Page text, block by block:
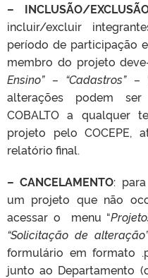
– INCLUSÃO/
incluir/excluir
período de participação
membro do projeto
Ensino” – “Cadastros” –
alterações podem
COBALTO a qualquer
projeto pelo COCEPE,
relatório final.
– CANCELAMENTO:
um projeto que não
acessar o menu “
“Solicitação de
formulário em formato
junto ao Departamento